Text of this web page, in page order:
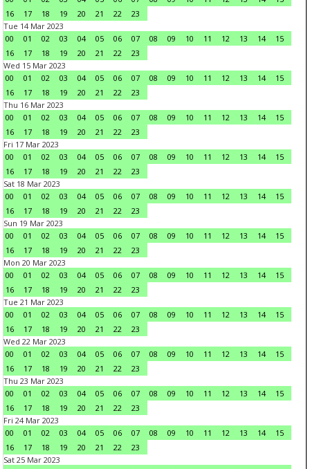
16
17 18 19 20 21 22
23
Tue 14 Mar 2023
00
01 02 03 04 05 06 07 08 09 10 11 12 13 14
15
16
17 18 19 20 21 22
23
Wed 15 Mar 2023
00
01 02 03 04 05 06 07 08 09 10 11 12 13 14
15
16
17 18 19 20 21 22
23
Thu 16 Mar 2023
00
01 02 03 04 05 06 07 08 09 10 11 12 13 14
15
16
17 18 19 20 21 22
23
Fri 17 Mar 2023
00
01 02 03 04 05 06 07 08 09 10 11 12 13 14
15
16
17 18 19 20 21 22
23
Sat 18 Mar 2023
00
01 02 03 04 05 06 07 08 09 10 11 12 13 14
15
16
17 18 19 20 21 22
23
Sun 19 Mar 2023
00
01 02 03 04 05 06 07 08 09 10 11 12 13 14
15
16
17 18 19 20 21 22
23
Mon 20 Mar 2023
00
01 02 03 04 05 06 07 08 09 10 11 12 13 14
15
16
17 18 19 20 21 22
23
Tue 21 Mar 2023
00
01 02 03 04 05 06 07 08 09 10 11 12 13 14
15
16
17 18 19 20 21 22
23
Wed 22 Mar 2023
00
01 02 03 04 05 06 07 08 09 10 11 12 13 14
15
16
17 18 19 20 21 22
23
Thu 23 Mar 2023
00
01 02 03 04 05 06 07 08 09 10 11 12 13 14
15
16
17 18 19 20 21 22
23
Fri 24 Mar 2023
00
01 02 03 04 05 06 07 08 09 10 11 12 13 14
15
16
17 18 19 20 21 22
23
Sat 25 Mar 2023